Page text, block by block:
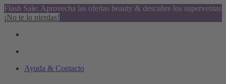
Flash Sale: Aprovecha las ofertas beauty & descubre los superventas
¡No te lo pierdas!
Ayuda & Contacto